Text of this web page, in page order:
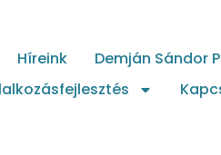
Híreink
Demján Sándor